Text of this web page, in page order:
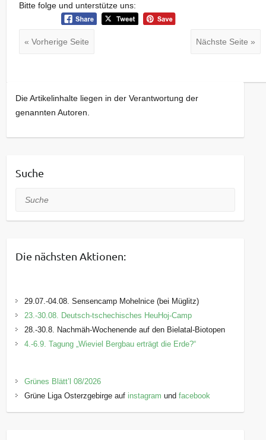
Bitte folge und unterstütze uns:
« Vorherige Seite Nächste Seite »
Die Artikelinhalte liegen in der Verantwortung der
genannten Autoren.
Suche
Suche
Die nächsten Aktionen:
29.07.-04.08. Sensencamp Mohelnice (bei Müglitz)
23.-30.08. Deutsch-tschechisches HeuHoj-Camp
28.-30.8. Nachmäh-Wochenende auf den Bielatal-Biotopen
4.-6.9. Tagung „Wieviel Bergbau erträgt die Erde?“
Grünes Blätt’l 08/2026
Grüne Liga Osterzgebirge auf instagram undfacebook